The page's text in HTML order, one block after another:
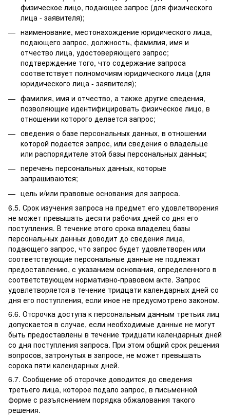
физическое лицо, подающее запрос (для физического
лица - заявителя);
наименование, местонахождение юридического лица,
подающего запрос, должность, фамилия, имя и
отчество лица, удостоверяющего запрос;
подтверждение того, что содержание запроса
соответствует полномочиям юридического лица (для
юридического лица - заявителя);
фамилия, имя и отчество, а также другие сведения,
позволяющие идентифицировать физическое лицо, в
отношении которого делается запрос;
сведения о базе персональных данных, в отношении
которой подается запрос, или сведения о владельце
или распорядителе этой базы персональных данных;
перечень персональных данных, которые
запрашиваются;
цель и/или правовые основания для запроса.
6.5. Срок изучения запроса на предмет его удовлетворения
не может превышать десяти рабочих дней со дня его
поступления. В течение этого срока владелец базы
персональных данных доводит до сведения лица,
подающего запрос, что запрос будет удовлетворен или
соответствующие персональные данные не подлежат
предоставлению, с указанием основания, определенного в
соответствующем нормативно-правовом акте. Запрос
удовлетворяется в течение тридцати календарных дней со
дня его поступления, если иное не предусмотрено законом.
6.6. Отсрочка доступа к персональным данным третьих лиц
допускается в случае, если необходимые данные не могут
быть предоставлены в течение тридцати календарных дней
со дня поступления запроса. При этом общий срок решения
вопросов, затронутых в запросе, не может превышать
сорока пяти календарных дней.
6.7. Сообщение об отсрочке доводится до сведения
третьего лица, которое подало запрос, в письменной
форме с разъяснением порядка обжалования такого
решения.